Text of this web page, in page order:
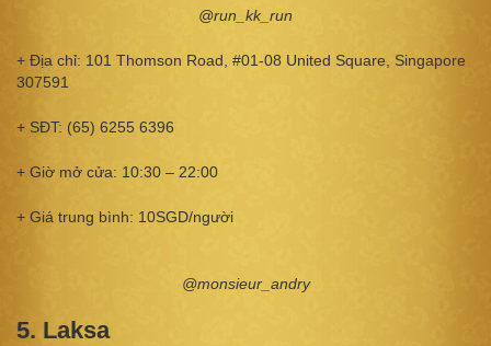
@run_kk_run
+ Địa chỉ: 101 Thomson Road, #01-08 United Square, Singapore
307591
+ SĐT: (65) 6255 6396
+ Giờ mở cửa: 10:30 – 22:00​
+ Giá trung bình: 10SGD/người
@monsieur_andry
5. Laksa